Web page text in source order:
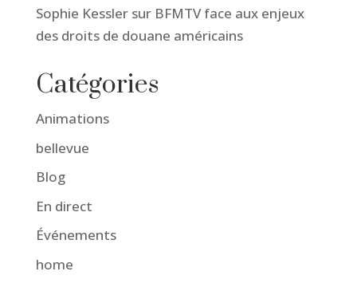
Sophie Kessler sur BFMTV face aux enjeux
des droits de douane américains
Catégories
Animations
bellevue
Blog
En direct
Événements
home